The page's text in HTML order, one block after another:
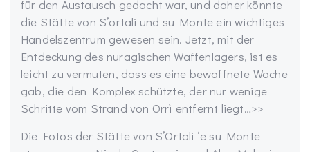
für den Austausch gedacht war, und daher könnte
die Stätte von S’ortali und su Monte ein wichtiges
Handelszentrum gewesen sein. Jetzt, mit der
Entdeckung des nuragischen Waffenlagers, ist es
leicht zu vermuten, dass es eine bewaffnete Wache
gab, die den Komplex schützte, der nur wenige
Schritte vom Strand von Orrì entfernt liegt…>>
Die Fotos der Stätte von S’Ortali ‘e su Monte